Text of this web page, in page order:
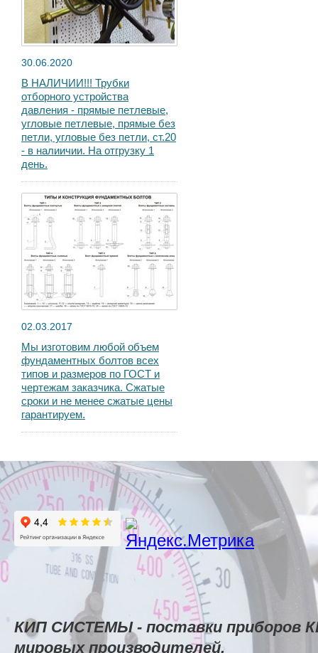
30.06.2020
В НАЛИЧИИ!!! Трубки
отборного устройства
давления - прямые петлевые,
угловые петлевые, прямые без
петли, угловые без петли, ст.20
- в налиичии. На отгрузку 1
день.
02.03.2017
Мы изготовим любой объем
фундаментных болтов всех
типов и размеров по ГОСТ и
чертежам заказчика. Сжатые
сроки и не менее сжатые цены
гарантируем.
КИП СИСТЕМЫ - поставки приборов
мировых производителей.